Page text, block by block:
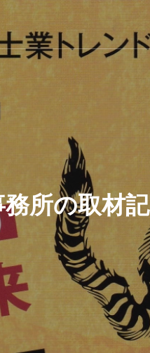
所の取材記